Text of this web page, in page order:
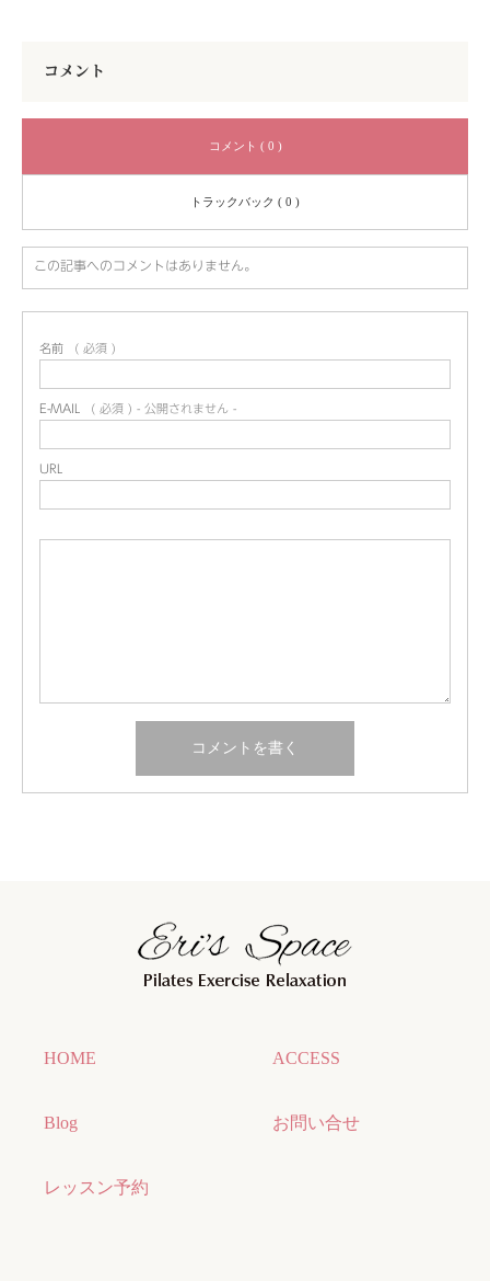
コメント
コメント ( 0 )
トラックバック ( 0 )
この記事へのコメントはありません。
名前 ( 必須 )
E-MAIL ( 必須 ) - 公開されません -
URL
HOME ACCESS
Blog お問い合せ
レッスン予約